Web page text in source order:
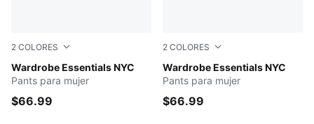
2 COLORES
Wardrobe Essentials NYC
Emerald Ice
Pants para mujer
$66.99
2 COLORES
Wardrobe Essentials NYC
Flat Light Gray
Pants para mujer
$66.99